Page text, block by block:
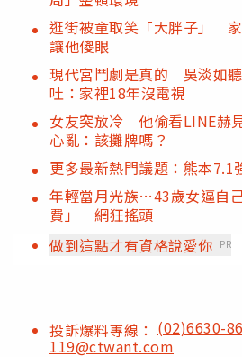
逛街被童取笑「大胖子」 家
讓他傻眼
現代宮鬥劇是真的 吳淡如
吐：家裡18年沒電視
女友突放冷 他偷看LINE赫
心亂：該攤牌嗎？
更多最新熱門議題：熊本7.1
年輕當月光族…43歲女逼自
費」 網狂搖頭
做到這點才有資格說愛你 PR
投訴爆料專線： (02)6630-
119@ctwant.com